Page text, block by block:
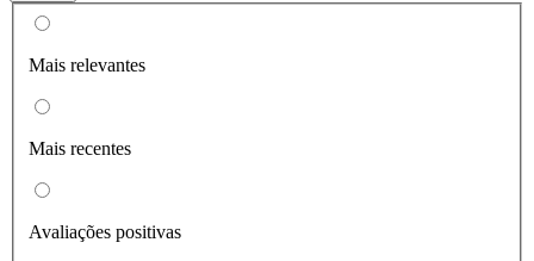
Mais relevantes
Mais recentes
Avaliações positivas